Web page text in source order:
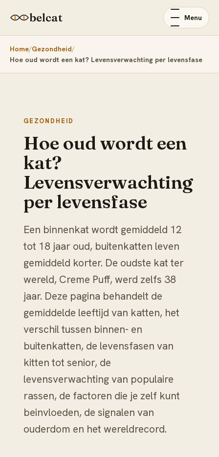
belcat Menu
Home Gezondheid
Hoe oud wordt een kat? Levensverwachting per levensfase
GEZONDHEID
Hoe oud wordt een
kat?
Levensverwachting
per levensfase
Een binnenkat wordt gemiddeld 12
tot 18 jaar oud, buitenkatten leven
gemiddeld korter. De oudste kat ter
wereld, Creme Puff, werd zelfs 38
jaar. Deze pagina behandelt de
gemiddelde leeftijd van katten, het
verschil tussen binnen- en
buitenkatten, de levensfasen van
kitten tot senior, de
levensverwachting van populaire
rassen, de factoren die je zelf kunt
beinvloeden, de signalen van
ouderdom en het wereldrecord.